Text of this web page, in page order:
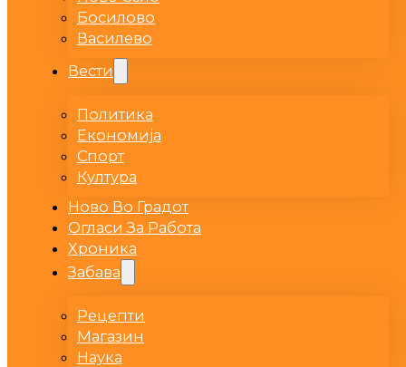
Босилово
Василево
Вести
Политика
Економија
Спорт
Култура
Ново Во Градот
Огласи За Работа
Хроника
Забава
Рецепти
Магазин
Наука